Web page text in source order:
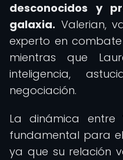
desconocidos y
galaxia. Valerian,
experto en
mientras que
inteligencia,
negociación.
La dinámica entre
fundamental para
ya que su relación